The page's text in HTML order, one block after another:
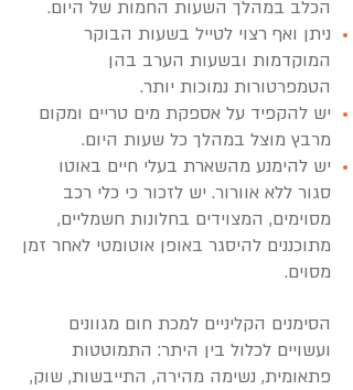
הכלב במהלך השעות החמות של היום.
ניתן ואף רצוי לטייל בשעות הבוקר
המוקדמות ובשעות הערב בהן
הטמפרטורות נמוכות יותר.
יש להקפיד על אספקת מים טריים ומקום
מרבץ מוצל במהלך כל שעות היום.
יש להימנע מהשארת בעלי חיים באוטו
סגור ללא אוורור. יש לזכור כי כלי רכב
מסוימים, המצוידים בחלונות חשמליים,
מתוכננים להיסגר באופן אוטומטי לאחר זמן
מסוים.
הסימנים הקליניים למכת חום מגוונים
ועשויים לכלול בין היתר: התמוטטות
פתאומית, נשימה מהירה, התייבשות, שוק,